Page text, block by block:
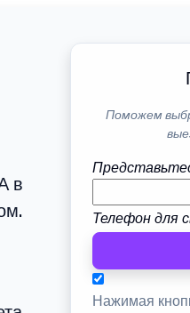
в
Поможем
Телефон для
Нажимая